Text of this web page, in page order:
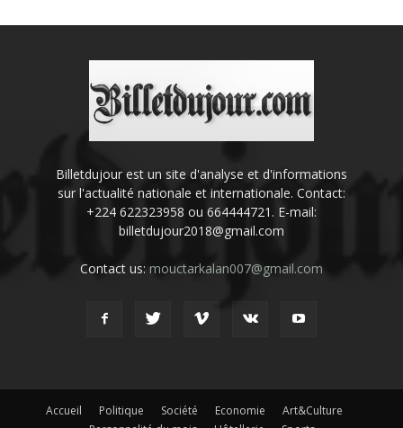
Billetdujour est un site d'analyse et d'informations
sur l'actualité nationale et internationale. Contact:
+224 622323958 ou 664444721. E-mail:
billetdujour2018@gmail.com
Contact us: mouctarkalan007@gmail.com
Accueil Politique Société Economie
Art&Culture